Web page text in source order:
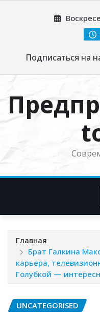
Подписаться на
Главная
Брат Галкина
карьера,
Голубкой —
UNCATEGORISED